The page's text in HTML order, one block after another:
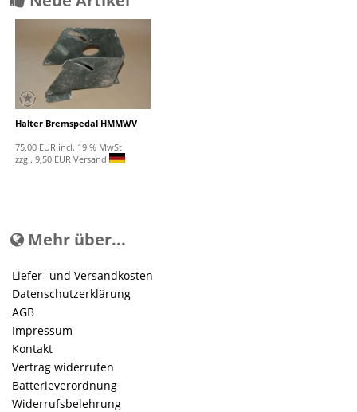
Halter Bremspedal HMMWV
75,00 EUR incl. 19 % MwSt
zzgl. 9,50 EUR Versand
Mehr über...
Liefer- und Versandkosten
Datenschutzerklärung
AGB
Impressum
Kontakt
Vertrag widerrufen
Batterieverordnung
Widerrufsbelehrung